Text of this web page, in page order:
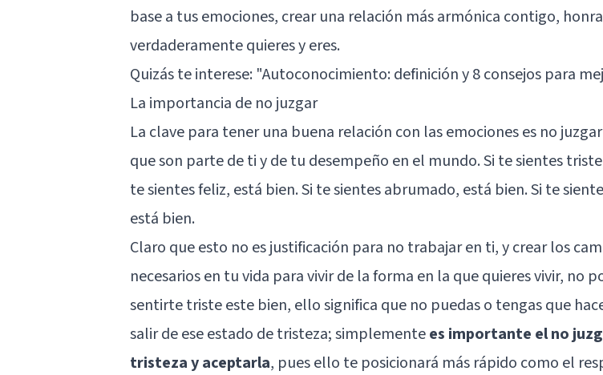
base a tus emociones, crear una relación más armónica contigo,
verdaderamente quieres y eres.
Quizás te interese: "Autoconocimiento: definición y 8 consejos para
La importancia de no juzgar
La clave para tener una buena relación con las emociones es no
que son parte de ti y de tu desempeño en el mundo. Si te sientes
te sientes feliz, está bien. Si te sientes abrumado, está bien. Si te
está bien.
Claro que esto no es justificación para no trabajar en ti, y crear los
necesarios en tu vida para vivir de la forma en la que quieres vivir, no
sentirte triste este bien, ello significa que no puedas o tengas que
salir de ese estado de tristeza; simplementees importante el no
tristeza y aceptarla, pues ello te posicionará más rápido como el